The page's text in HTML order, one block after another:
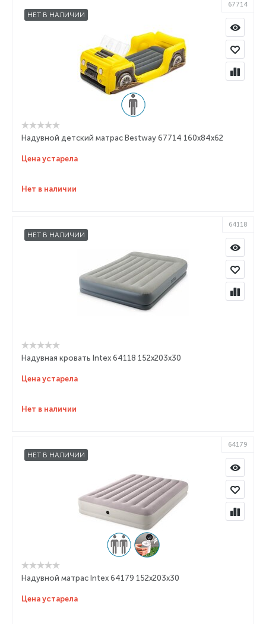
НЕТ В НАЛИЧИИ
67714
Надувной детский матрас Bestway 67714 160x84x62
Цена устарела
Нет в наличии
НЕТ В НАЛИЧИИ
64118
Надувная кровать Intex 64118 152х203х30
Цена устарела
Нет в наличии
НЕТ В НАЛИЧИИ
64179
Надувной матрас Intex 64179 152x203x30
Цена устарела